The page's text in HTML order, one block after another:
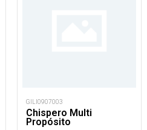
GILI0907003
Chispero Multi
Propósito